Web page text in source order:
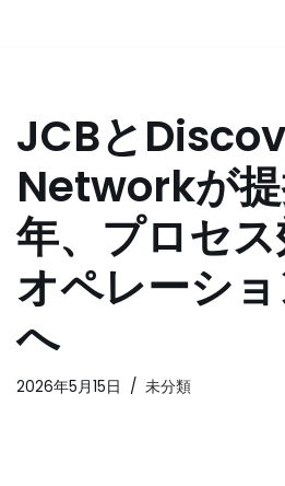
ン
へ
ス
キ
プ
JCBと
Networkが
年、プロセ
オペレーシ
へ
2026年5月15日 未分類